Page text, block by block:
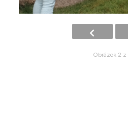
Obrázok 2 z